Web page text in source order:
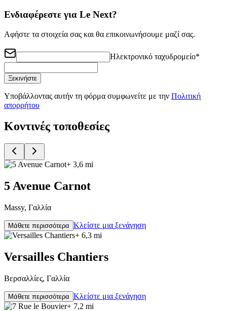
Ενδιαφέρεστε για Le Next?
Αφήστε τα στοιχεία σας και θα επικοινωνήσουμε μαζί σας.
Ηλεκτρονικό ταχυδρομείο*
Ξεκινήστε
Υποβάλλοντας αυτήν τη φόρμα συμφωνείτε με την Πολιτική
απορρήτου
Κοντινές τοποθεσίες
+ 3,6 mi
5 Avenue Carnot
Massy, Γαλλία
Μάθετε περισσότερα Κλείστε μια ξενάγηση
+ 6,3 mi
Versailles Chantiers
Βερσαλλίες, Γαλλία
Μάθετε περισσότερα Κλείστε μια ξενάγηση
+ 7,2 mi